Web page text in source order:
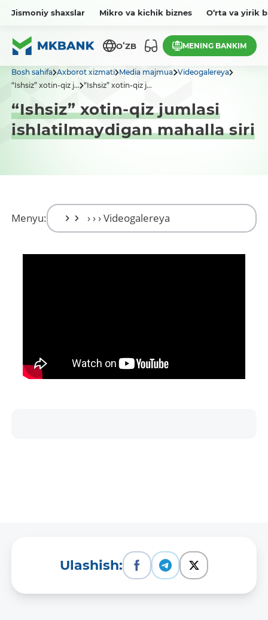
Jismoniy shaxslar Mikro va kichik biznes O‘rta va yirik
OʻZB MENING BANKIM
Bosh sahifa Axborot xizmati Media majmua Videogalereya
“Ishsiz” xotin-qiz j... “Ishsiz” xotin-qiz j...
“Ishsiz” xotin-qiz jumlasi
ishlatilmaydigan mahalla siri
Menyu:
Ulashish: